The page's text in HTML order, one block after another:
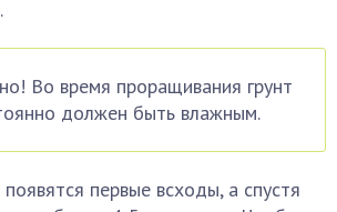
Во время проращивания грунт
должен быть влажным.
первые всходы, а спустя